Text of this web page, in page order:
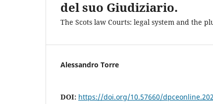
del suo Giudiziario.
The Scots law Courts: legal system and the
Alessandro Torre
DOI: https://doi.org/10.57660/